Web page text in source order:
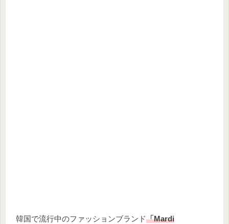
韓国で流行中のファッションブランド「Mardi